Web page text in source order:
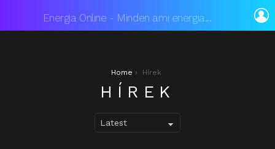
Energia Online - Minden ami energia...
Home Hírek
HÍREK